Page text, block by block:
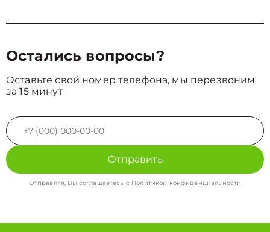
Остались вопросы?
Оставьте свой номер телефона, мы перезвоним
за 15 минут
Отправить
Отправляя, Вы соглашаетесь с Политикой конфиденциальности